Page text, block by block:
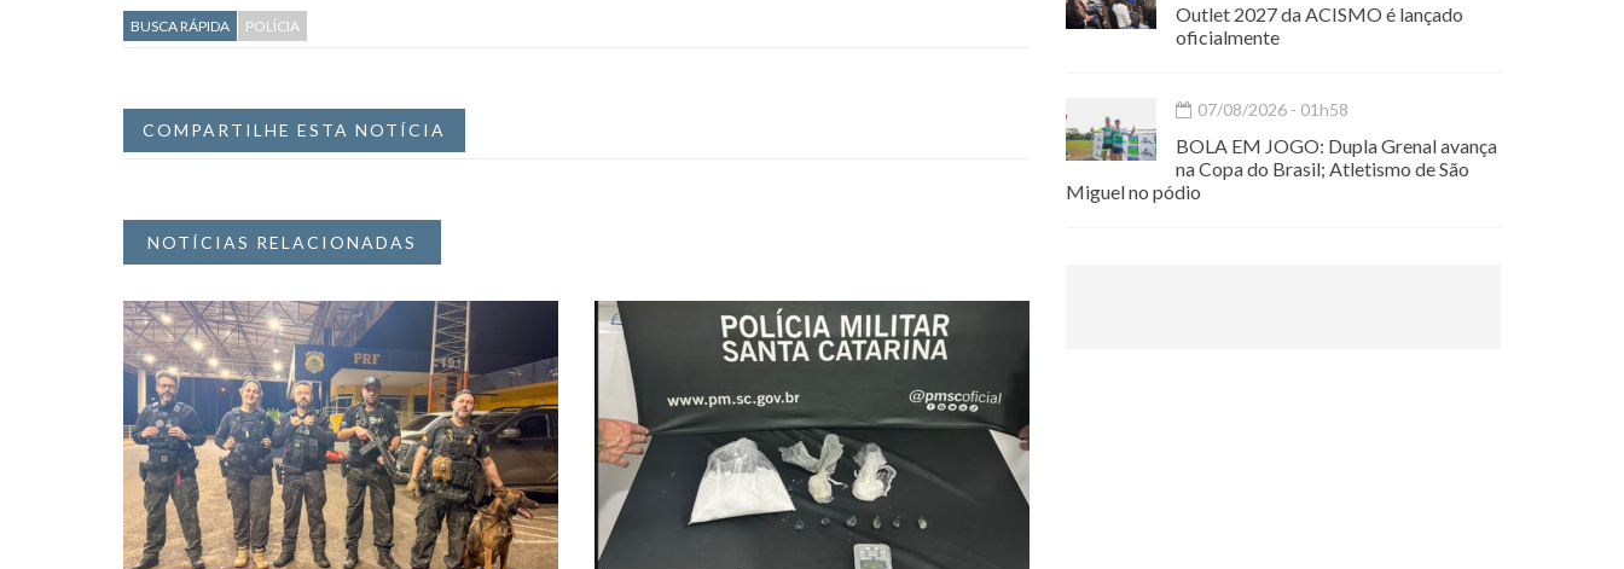
BUSCA RÁPIDA POLÍCIA
COMPARTILHE ESTA NOTÍCIA
NOTÍCIAS RELACIONADAS
Outlet 2027 da ACISMO é lançado
oficialmente
07/08/2026 - 01h58
BOLA EM JOGO: Dupla Grenal avança
na Copa do Brasil; Atletismo de São
Miguel no pódio